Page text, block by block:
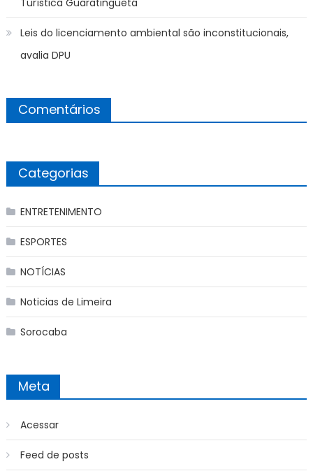
Leis do licenciamento ambiental são inconstitucionais,
avalia DPU
Comentários
Categorias
ENTRETENIMENTO
ESPORTES
NOTÍCIAS
Noticias de Limeira
Sorocaba
Meta
Acessar
Feed de posts